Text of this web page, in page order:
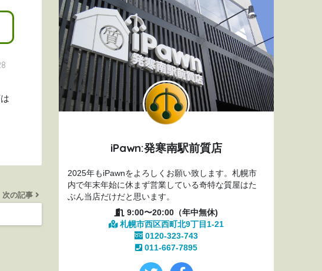
次の記事
iPawn:発寒南駅前質店
2025年もiPawnをよろしくお願い致します。札幌市
内で年末年始に休まず営業している奇特な質屋はた
ぶん当店だけだと思います。
9:00〜20:00（年中無休)
札幌市西区西町北9丁目1-21
0120-323-743
011-667-7895